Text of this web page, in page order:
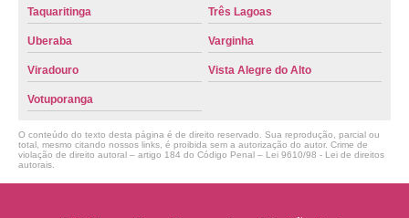
Taquaritinga Três Lagoas
Uberaba Varginha
Viradouro Vista Alegre do Alto
Votuporanga
O conteúdo do texto desta página é de direito reservado. Sua reprodução, parcial ou
total, mesmo citando nossos links, é proibida sem a autorização do autor. Crime de
violação de direito autoral – artigo 184 do Código Penal – Lei 9610/98 - Lei de direitos
autorais